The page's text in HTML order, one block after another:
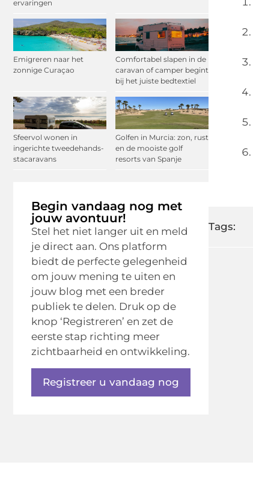
ervaringen
Emigreren naar het
zonnige Curaçao
Comfortabel slapen in de
caravan of camper begint
bij het juiste bedtextiel
Sfeervol wonen in
ingerichte tweedehands-
stacaravans
Golfen in Murcia: zon, rust
en de mooiste golf
resorts van Spanje
Begin vandaag nog met
jouw avontuur!
Stel het niet langer uit en meld
je direct aan. Ons platform
biedt de perfecte gelegenheid
om jouw mening te uiten en
jouw blog met een breder
publiek te delen. Druk op de
knop ‘Registreren’ en zet de
eerste stap richting meer
zichtbaarheid en ontwikkeling.
Registreer u vandaag nog
Tags: